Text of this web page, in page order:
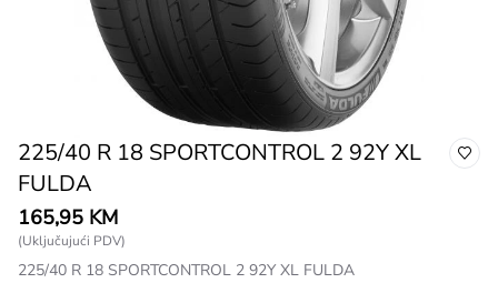
225/40 R 18 SPORTCONTROL 2 92Y XL
FULDA
165,95 KM
(Uključujući PDV)
225/40 R 18 SPORTCONTROL 2 92Y XL FULDA